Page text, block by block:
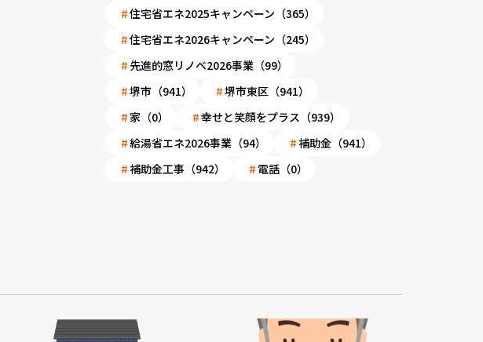
住宅省エネ2025キャンペーン（365）
住宅省エネ2026キャンペーン（245）
先進的窓リノベ2026事業（99）
堺市（941）
堺市東区（941）
家（0）
幸せと笑顔をプラス（939）
給湯省エネ2026事業（94）
補助金（941）
補助金工事（942）
電話（0）